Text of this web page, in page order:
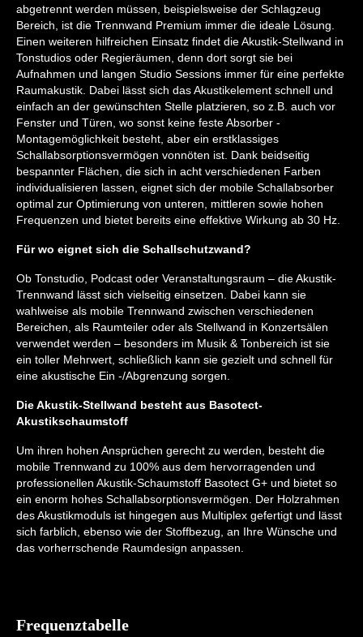
abgetrennt werden müssen, beispielsweise der Schlagzeug
Bereich, ist die Trennwand Premium immer die ideale Lösung.
Einen weiteren hilfreichen Einsatz findet die Akustik-Stellwand in
Tonstudios oder Regieräumen, denn dort sorgt sie bei
Aufnahmen und langen Studio Sessions immer für eine perfekte
Raumakustik. Dabei lässt sich das Akustikelement schnell und
einfach an der gewünschten Stelle platzieren, so z.B. auch vor
Fenster und Türen, wo sonst keine feste Absorber -
Montagemöglichkeit besteht, aber ein erstklassiges
Schallabsorptionsvermögen vonnöten ist. Dank beidseitig
bespannter Flächen, die sich in acht verschiedenen Farben
individualisieren lassen, eignet sich der mobile Schallabsorber
optimal zur Optimierung von unteren, mittleren sowie hohen
Frequenzen und bietet bereits eine effektive Wirkung ab 30 Hz.
Für wo eignet sich die Schallschutzwand?
Ob Tonstudio, Podcast oder Veranstaltungsraum – die Akustik-
Trennwand lässt sich vielseitig einsetzen. Dabei kann sie
wahlweise als mobile Trennwand zwischen verschiedenen
Bereichen, als Raumteiler oder als Stellwand in Konzertsälen
verwendet werden – besonders im Musik & Tonbereich ist sie
ein toller Mehrwert, schließlich kann sie gezielt und schnell für
eine akustische Ein -/Abgrenzung sorgen.
Die Akustik-Stellwand besteht aus Basotect-
Akustikschaumstoff
Um ihren hohen Ansprüchen gerecht zu werden, besteht die
mobile Trennwand zu 100% aus dem hervorragenden und
professionellen Akustik-Schaumstoff Basotect G+ und bietet so
ein enorm hohes Schallabsorptionsvermögen. Der Holzrahmen
des Akustikmoduls ist hingegen aus Multiplex gefertigt und lässt
sich farblich, ebenso wie der Stoffbezug, an Ihre Wünsche und
das vorherrschende Raumdesign anpassen.
Frequenztabelle